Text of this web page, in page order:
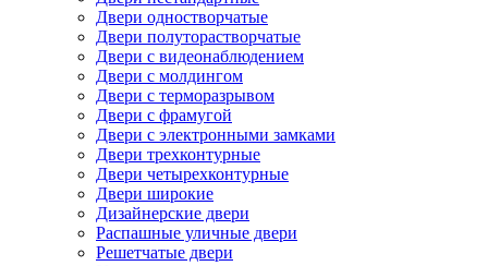
Двери одностворчатые
Двери полуторастворчатые
Двери с видеонаблюдением
Двери с молдингом
Двери с терморазрывом
Двери с фрамугой
Двери с электронными замками
Двери трехконтурные
Двери четырехконтурные
Двери широкие
Дизайнерские двери
Распашные уличные двери
Решетчатые двери